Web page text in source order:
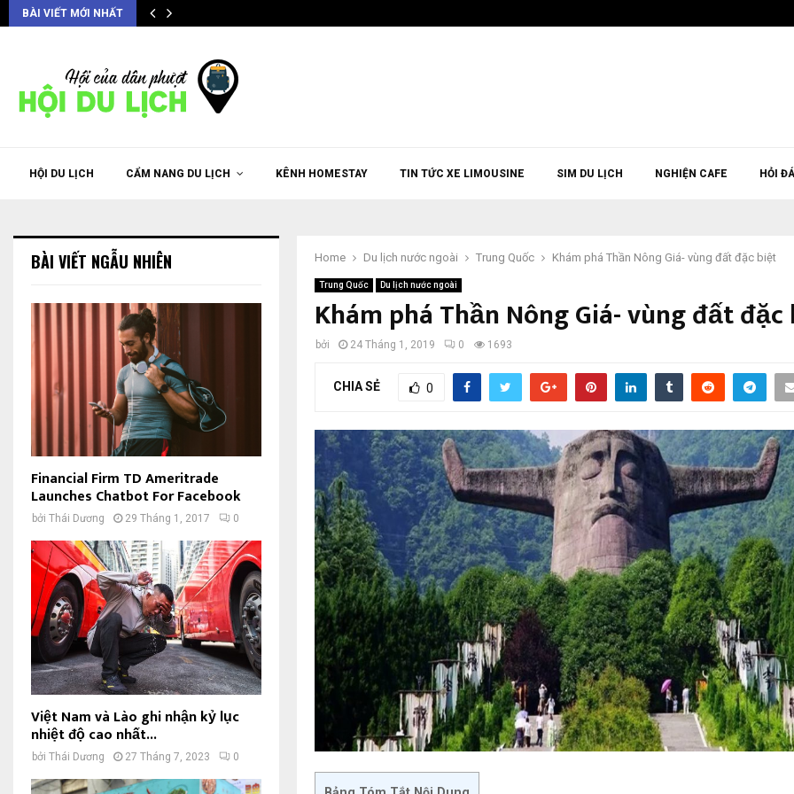
BÀI VIẾT MỚI NHẤT
HỘI DU LỊCH CẨM NANG DU LỊCH KÊNH HOMESTAY TIN TỨC XE LIMOUSINE SIM DU LỊCH NGHIỆN CAFE HỎI
Home Du lịch nước ngoài Trung Quốc Khám phá Thần Nông Giá- vùng đất đặc biệt
Trung Quốc Du lịch nước ngoài
Khám phá Thần Nông Giá- vùng đất
bởi 24 Tháng 1, 2019 0 1693
CHIA SẺ 0
BÀI VIẾT NGẪU NHIÊN
Financial Firm TD Ameritrade
Launches Chatbot For Facebook
bởi Thái Dương 29 Tháng 1, 2017 0
Việt Nam và Lào ghi nhận kỷ lục
nhiệt độ cao nhất...
bởi Thái Dương 27 Tháng 7, 2023 0